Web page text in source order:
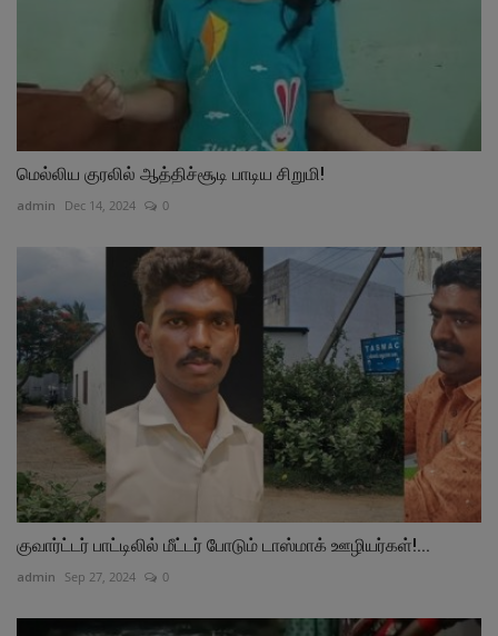
மெல்லிய குரலில் ஆத்திச்சூடி பாடிய சிறுமி!
admin Dec 14, 2024 0
குவார்ட்டர் பாட்டிலில் மீட்டர் போடும் டாஸ்மாக் ஊழியர்கள்!...
admin Sep 27, 2024 0